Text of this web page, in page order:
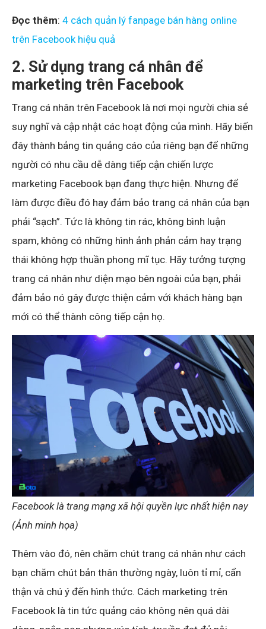
Đọc thêm: 4 cách quản lý fanpage bán hàng online
trên Facebook hiệu quả
2. Sử dụng trang cá nhân để
marketing trên Facebook
Trang cá nhân trên Facebook là nơi mọi người chia sẻ
suy nghĩ và cập nhật các hoạt động của mình. Hãy biến
đây thành bảng tin quảng cáo của riêng bạn để những
người có nhu cầu dễ dàng tiếp cận chiến lược
marketing Facebook bạn đang thực hiện. Nhưng để
làm được điều đó hay đảm bảo trang cá nhân của bạn
phải “sạch”. Tức là không tin rác, không bình luận
spam, không có những hình ảnh phản cảm hay trạng
thái không hợp thuần phong mĩ tục. Hãy tưởng tượng
trang cá nhân như diện mạo bên ngoài của bạn, phải
đảm bảo nó gây được thiện cảm với khách hàng bạn
mới có thể thành công tiếp cận họ.
Facebook là trang mạng xã hội quyền lực nhất hiện nay
(Ảnh minh họa)
Thêm vào đó, nên chăm chút trang cá nhân như cách
bạn chăm chút bản thân thường ngày, luôn tỉ mỉ, cẩn
thận và chú ý đến hình thức. Cách marketing trên
Facebook là tin tức quảng cáo không nên quá dài